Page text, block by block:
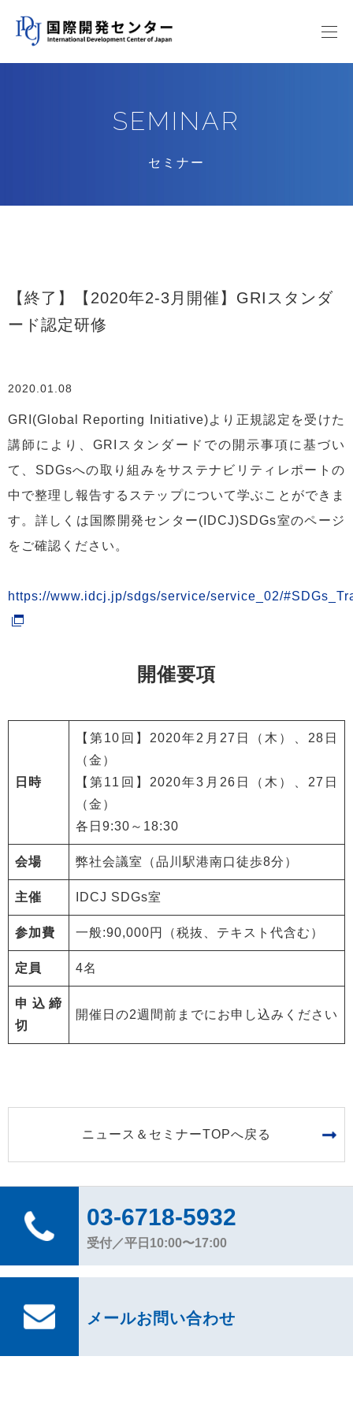
SEMINAR
セミナー
【終了】【2020年2-3月開催】GRIスタンダ
ード認定研修
2020.01.08
GRI(Global Reporting Initiative)より正規認定を受けた
講師により、GRIスタンダードでの開示事項に基づい
て、SDGsへの取り組みをサステナビリティレポートの
中で整理し報告するステップについて学ぶことができま
す。詳しくは国際開発センター(IDCJ)SDGs室のページ
をご確認ください。
https://www.idcj.jp/sdgs/service/service_02/
開催要項
日時
【第10回】2020年2月27日（木）、28日
（金）
【第11回】2020年3月26日（木）、27日
（金）
各日9:30～18:30
会場 弊社会議室（品川駅港南口徒歩8分）
主催 IDCJ SDGs室
参加費 一般:90,000円（税抜、テキスト代含む）
定員 4名
申込締
切
開催日の2週間前までにお申し込みください
ニュース＆セミナーTOPへ戻る
03-6718-5932
受付／平日10:00〜17:00
メールお問い合わせ